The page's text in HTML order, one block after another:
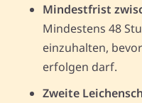
Mindestfrist
Mindestens 48
einzuhalten,
erfolgen darf.
Zweite